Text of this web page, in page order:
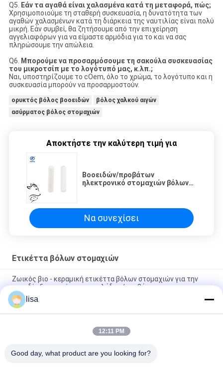
Q5.
Εάν τα αγαθά είναι χαλασμένα κατά τη μεταφορά, πώς;
Χρησιμοποιούμε τη σταθερή συσκευασία, η δυνατότητα των
αγαθών χαλασμένων κατά τη διάρκεια της ναυτιλίας είναι πολύ
μικρή. Εάν συμβεί, θα ζητήσουμε από την επιχείρηση
αγγελιαφόρων για να είμαστε αρμόδια για το και να σας
πληρώσουμε την απώλεια.
Q6.
Μπορούμε να προσαρμόσουμε τη σακούλα συσκευασίας
του μικροτσίπ με το λογότυπό μας, κ.λπ.;
Ναι, υποστηρίζουμε το cOem, όλο το χρώμα, το λογότυπο και η
συσκευασία μπορούν να προσαρμοστούν.
ορυκτός βόλος βοοειδών
βόλος χαλκού αιγών
ασύρματος βόλος στομαχιών
Αποκτήστε την καλύτερη τιμή για
Βοοειδών/προβάτων
ηλεκτρονικό στομαχιών βόλων
Να συνεχίσει
Ετικέττα βόλων στομαχιών
Ζωικός βιο - κεραμική ετικέττα βόλων στομαχιών για την
καταδίωξη ταυτότητας αγελάδων/προβάτων
ISO11784/5 FDX-B / HDX Τυποποιημένη ετικέτα ρούμιου
μπόλου για την ταυτοποίηση βοοειδών και προβάτων
ISO11784/5 ορυκτή συχνότητα βόλων 134.2khz βοοειδών με
lisa
12:11 PM
Good day, what product are you looking for?